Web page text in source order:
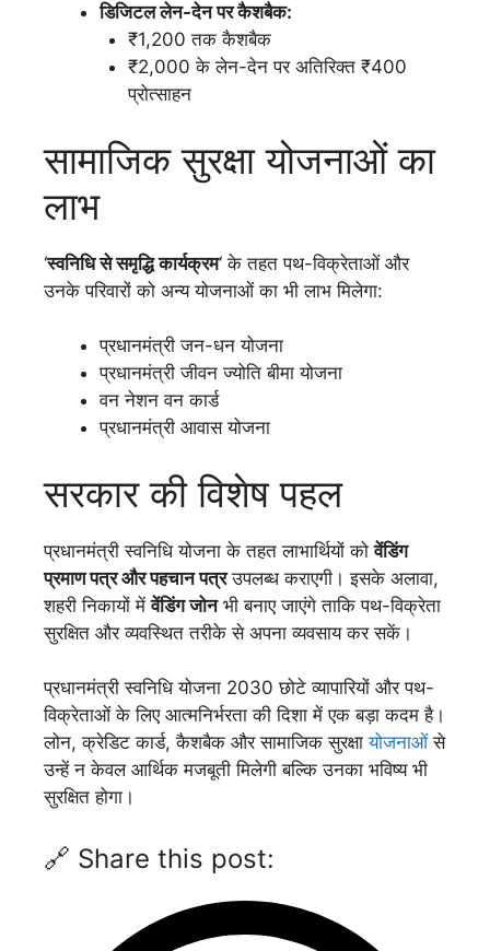
डिजिटल लेन-देन पर कैशबैक:
₹1,200 तक कैशबैक
₹2,000 के लेन-देन पर अतिरिक्त ₹400
प्रोत्साहन
सामाजिक सुरक्षा योजनाओं का
लाभ
‘स्वनिधि से समृद्धि कार्यक्रम‘ के तहत पथ-विक्रेताओं और
उनके परिवारों को अन्य योजनाओं का भी लाभ मिलेगा:
प्रधानमंत्री जन-धन योजना
प्रधानमंत्री जीवन ज्योति बीमा योजना
वन नेशन वन कार्ड
प्रधानमंत्री आवास योजना
सरकार की विशेष पहल
प्रधानमंत्री स्वनिधि योजना के तहत लाभार्थियों कोवेंडिंग
प्रमाण पत्र और पहचान पत्रउपलब्ध कराएगी। इसके अलावा,
शहरी निकायों मेंवेंडिंग जोनभी बनाए जाएंगे ताकि पथ-विक्रेता
सुरक्षित और व्यवस्थित तरीके से अपना व्यवसाय कर सकें।
प्रधानमंत्री स्वनिधि योजना 2030 छोटे व्यापारियों और पथ-
विक्रेताओं के लिए आत्मनिर्भरता की दिशा में एक बड़ा कदम है।
लोन, क्रेडिट कार्ड, कैशबैक और सामाजिक सुरक्षायोजनाओंसे
उन्हें न केवल आर्थिक मजबूती मिलेगी बल्कि उनका भविष्य भी
सुरक्षित होगा।
🔗 Share this post: